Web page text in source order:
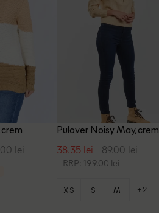
crem
lei
Pulover Noisy May, crem
38.35 lei 89.00 lei
RRP: 199.00 lei
XS S M +2